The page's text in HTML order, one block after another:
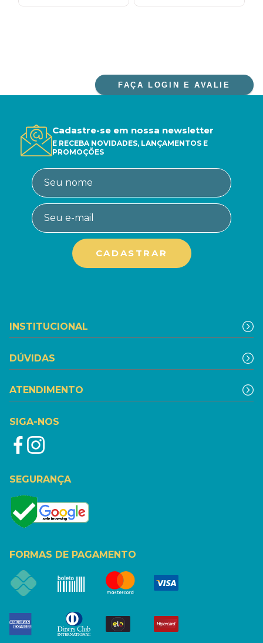
FAÇA LOGIN E AVALIE
Cadastre-se em nossa newsletter
E RECEBA NOVIDADES, LANÇAMENTOS E
PROMOÇÕES
INSTITUCIONAL
DÚVIDAS
ATENDIMENTO
SIGA-NOS
SEGURANÇA
FORMAS DE PAGAMENTO